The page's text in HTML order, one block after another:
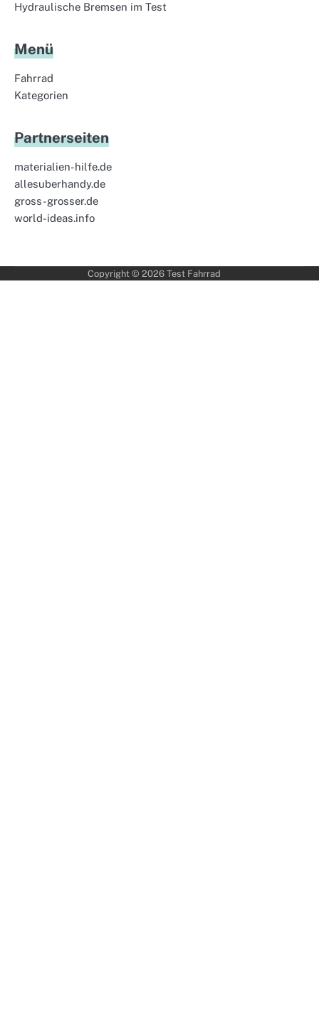
Hydraulische Bremsen im Test
Menü
Fahrrad
Kategorien
Partnerseiten
materialien-hilfe.de
allesuberhandy.de
gross-grosser.de
world-ideas.info
Copyright © 2026 Test Fahrrad